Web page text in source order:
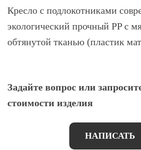
Кресло с подлокотниками
экологический прочный PP с
обтянутой тканью (пластик
Задайте вопрос или
стоимости изделия
НАПИСАТЬ